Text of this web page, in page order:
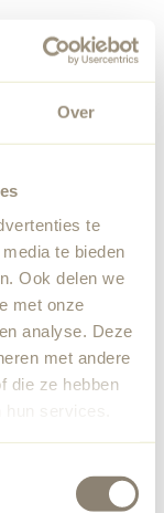
Over
te
te bieden
Ook delen we
met onze
analyse. Deze
met andere
die ze hebben
services.